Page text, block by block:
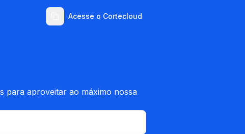
Acesse o Cortecloud
para aproveitar ao máximo nossa